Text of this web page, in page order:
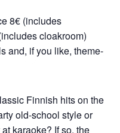
8€ (includes
cloakroom)
and, if you like, theme-
Finnish hits on the
old-school style or
karaoke? If so, the